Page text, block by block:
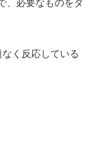
、必要なものをタ
く反応している